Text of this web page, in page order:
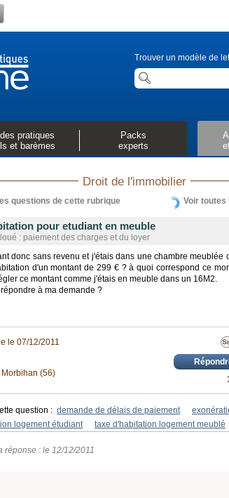
Trouver un modèle de
pratiques
et barèmes
Packs
experts
Droit de l'immobilier
questions de cette rubrique Voir toutes
pour etudiant en meuble
: paiement des charges et du loyer
donc sans revenu et j'étais dans une chambre meublée
d'un montant de 299 € ? à quoi correspond ce
ce montant comme j'étais en meuble dans un 16M2.
à ma demande ?
le 07/12/2011
Morbihan (56)
question : demande de délais de paiement
logement étudiant
taxe d'habitation logement meublé
réponse : le 12/12/2011